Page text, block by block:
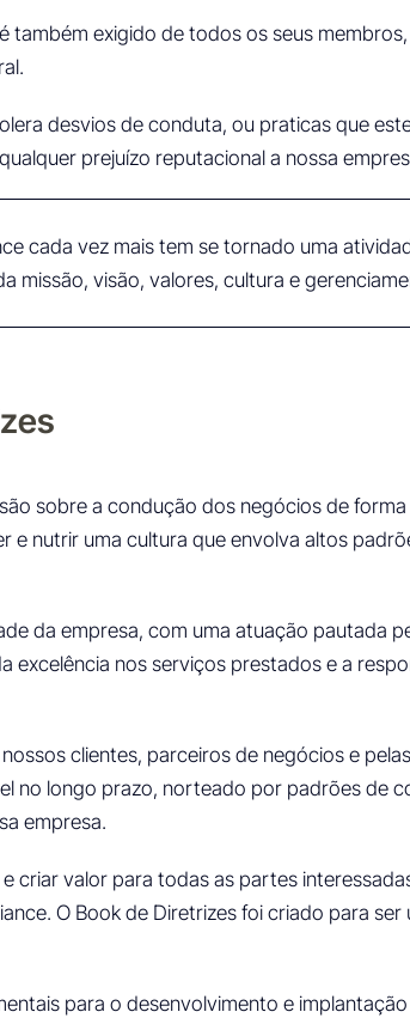
também exigido de todos os seus
desvios de conduta, ou praticas que
prejuízo reputacional a nossa
cada vez mais tem se tornado uma
missão, visão, valores, cultura e
sobre a condução dos negócios de
e nutrir uma cultura que envolva altos
da empresa, com uma atuação pautada
nos serviços prestados e a
clientes, parceiros de negócios e
no longo prazo, norteado por padrões de
empresa.
criar valor para todas as partes
O Book de Diretrizes foi criado para
para o desenvolvimento e